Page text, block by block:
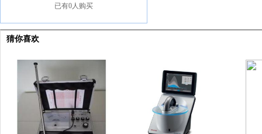
已有0人购买
猜你喜欢